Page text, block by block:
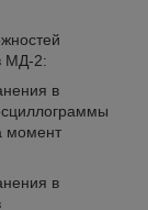
МД-2:
в
момент
в